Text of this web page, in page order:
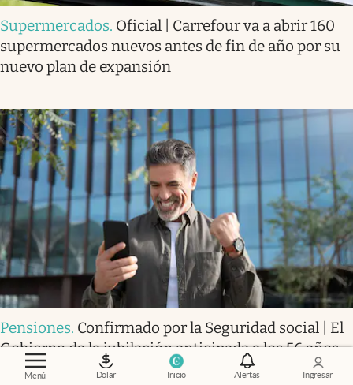
Menú Dolar Inicio Alertas Ingresar
Supermercados. Oficial | Carrefour va a abrir 160
supermercados nuevos antes de fin de año por su
nuevo plan de expansión
Pensiones. Confirmado por la Seguridad social | El
Gobierno da la jubilación anticipada a los 56 años
de edad y sin recortes en la pensión a trabajadores